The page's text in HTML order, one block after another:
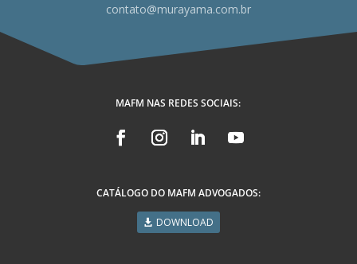
contato@murayama.com.br
MAFM NAS REDES SOCIAIS:
CATÁLOGO DO MAFM ADVOGADOS:
DOWNLOAD